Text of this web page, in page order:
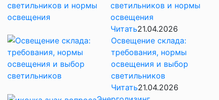
светильников и нормы
освещения
Читать21.04.2026
Освещение склада:
требования, нормы
освещения и выбор
светильников
Читать21.04.2026